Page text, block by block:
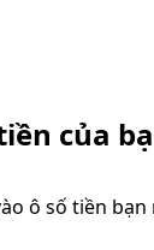
của
ô số tiền